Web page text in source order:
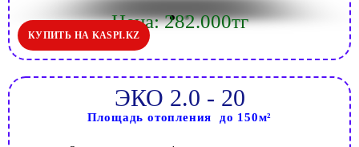
Цена: 282.000тг
КУПИТЬ НА KASPI.KZ
ЭКО 2.0 - 20
Площадь отопления до 150м²